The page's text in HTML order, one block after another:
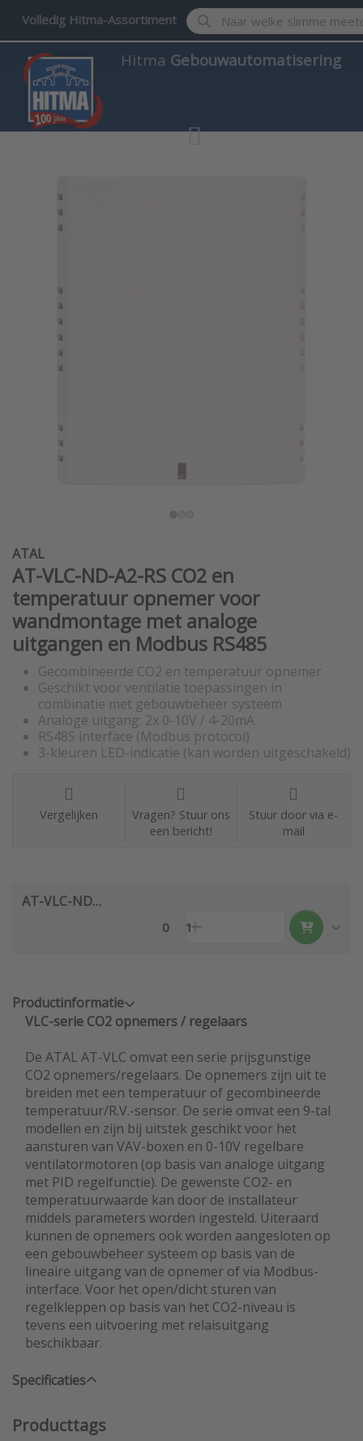
Volledig Hitma-Assortiment Enter a search term.
Hitma Gebouwautomatisering
ATAL
AT-VLC-ND-A2-RS CO2 en
temperatuur opnemer voor
wandmontage met analoge
uitgangen en Modbus RS485
Gecombineerde CO2 en temperatuur opnemer
Geschikt voor ventilatie toepassingen in
combinatie met gebouwbeheer systeem
Analoge uitgang: 2x 0-10V / 4-20mA
RS485 interface (Modbus protocol)
3-kleuren LED-indicatie (kan worden uitgeschakeld)
Vergelijken
Vragen? Stuur ons
een bericht!
Stuur door via e-
mail
AT-VLC-ND-A2-RS
0 1
Productinformatie
VLC-serie CO2 opnemers / regelaars
De ATAL AT-VLC omvat een serie prijsgunstige
CO2 opnemers/regelaars. De opnemers zijn uit te
breiden met een temperatuur of gecombineerde
temperatuur/R.V.-sensor. De serie omvat een 9-tal
modellen en zijn bij uitstek geschikt voor het
aansturen van VAV-boxen en 0-10V regelbare
ventilatormotoren (op basis van analoge uitgang
met PID regelfunctie). De gewenste CO2- en
temperatuurwaarde kan door de installateur
middels parameters worden ingesteld. Uiteraard
kunnen de opnemers ook worden aangesloten op
een gebouwbeheer systeem op basis van de
lineaire uitgang van de opnemer of via Modbus-
interface. Voor het open/dicht sturen van
regelkleppen op basis van het CO2-niveau is
tevens een uitvoering met relaisuitgang
beschikbaar.
Specificaties
Producttags